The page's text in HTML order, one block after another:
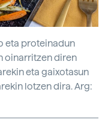
eta proteinadun
oinarritzen diren
eta gaixotasun
lotzen dira. Arg: